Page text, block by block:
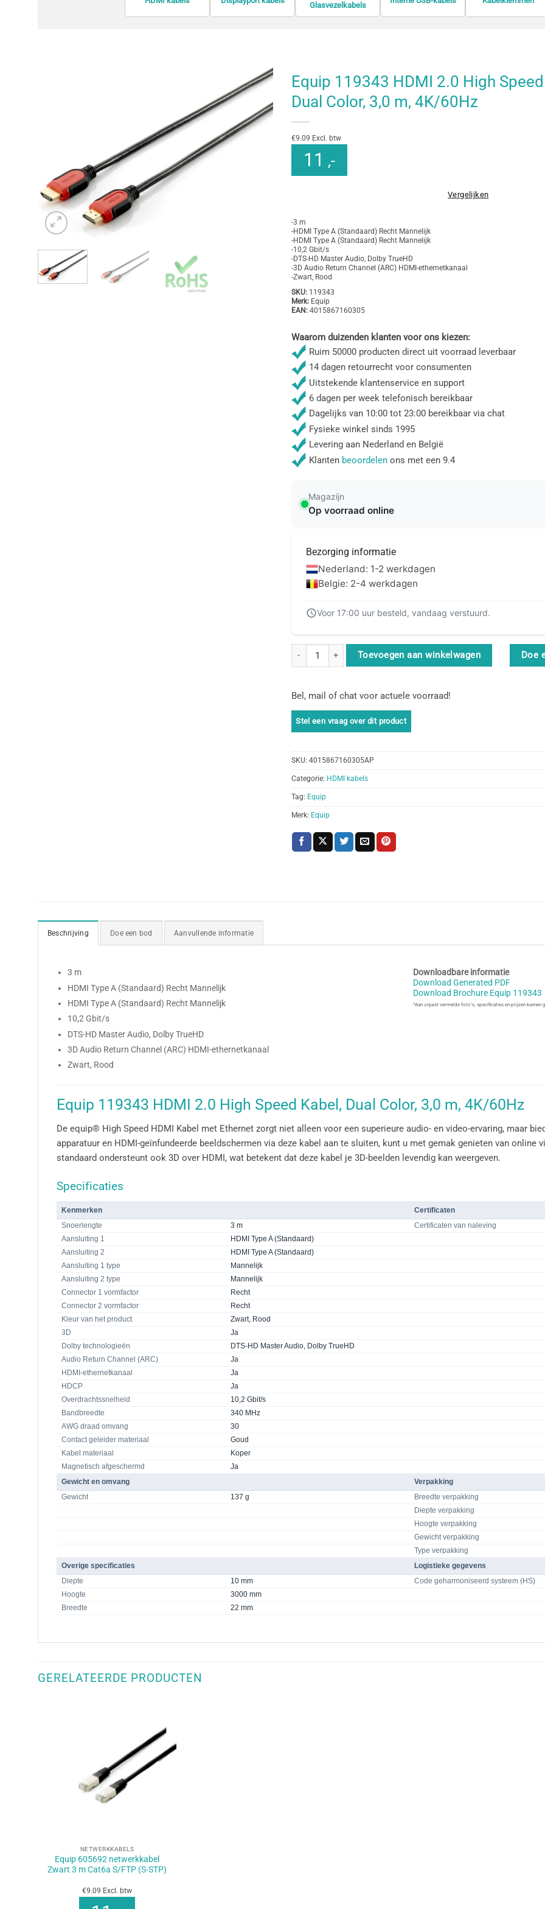
Glasvezelkabels
Equip 119343 HDMI 2.0 High
Dual Color, 3,0 m, 4K/60Hz
€9.09 Excl. btw
11 ,-
Vergelijken
-3 m
-HDMI Type A (Standaard) Recht Mannelijk
-HDMI Type A (Standaard) Recht Mannelijk
-10,2 Gbit/s
-DTS-HD Master Audio, Dolby TrueHD
-3D Audio Return Channel (ARC) HDMI-ethernetkanaal
-Zwart, Rood
SKU:119343
Merk:Equip
EAN:4015867160305
Waarom duizenden klanten voor ons kiezen:
Ruim 50000 producten direct uit voorraad leverbaar
14 dagen retourrecht voor consumenten
Uitstekende klantenservice en support
6 dagen per week telefonisch bereikbaar
Dagelijks van 10:00 tot 23:00 bereikbaar via chat
Fysieke winkel sinds 1995
Levering aan Nederland en België
Klanten beoordelenons met een 9.4
Magazijn
Op voorraad online
Bezorging informatie
Nederland: 1-2 werkdagen
Belgie: 2-4 werkdagen
Voor 17:00 uur besteld, vandaag verstuurd.
Equip 119343 HDMI 2.0 High Speed Kabel, Dual Color, 3,0 m, 4K/
Toevoegen aan winkelwagen Doe
Bel, mail of chat voor actuele voorraad!
SKU: 4015867160305AP
Categorie: HDMI kabels
Tag: Equip
Merk: Equip
Beschrijving Doe een bod Aanvullende informatie
3 m
HDMI Type A (Standaard) Recht Mannelijk
HDMI Type A (Standaard) Recht Mannelijk
10,2 Gbit/s
DTS-HD Master Audio, Dolby TrueHD
3D Audio Return Channel (ARC) HDMI-ethernetkanaal
Zwart, Rood
Downloadbare informatie
Download Generated PDF
Download Brochure Equip 119343
*Aan onjuist vermelde foto’s, specificaties en prijzen kunnen
Equip 119343 HDMI 2.0 High Speed Kabel, Dual Color, 3,0 m, 4K/60Hz
De equip® High Speed HDMI Kabel met Ethernet zorgt niet alleen voor een superieure audio- en video-ervaring, maar
apparatuur en HDMI-geïnfundeerde beeldschermen via deze kabel aan te sluiten, kunt u met gemak genieten van online
standaard ondersteunt ook 3D over HDMI, wat betekent dat deze kabel je 3D-beelden levendig kan weergeven.
Specificaties
Kenmerken
Certificaten
Snoerlengte
3 m Certificaten van naleving
Aansluiting 1
HDMI Type A (Standaard)
Aansluiting 2
HDMI Type A (Standaard)
Aansluiting 1 type
Mannelijk
Aansluiting 2 type
Mannelijk
Connector 1 vormfactor
Recht
Connector 2 vormfactor
Recht
Kleur van het product
Zwart, Rood
3D
Ja
Dolby technologieën
DTS-HD Master Audio, Dolby TrueHD
Audio Return Channel (ARC)
Ja
HDMI-ethernetkanaal
Ja
HDCP
Ja
Overdrachtssnelheid
10,2 Gbit/s
Bandbreedte
340 MHz
AWG draad omvang
30
Contact geleider materiaal
Goud
Kabel materiaal
Koper
Magnetisch afgeschermd
Ja
Gewicht en omvang
Verpakking
Gewicht
137 g Breedte verpakking
Diepte verpakking
Hoogte verpakking
Gewicht verpakking
Type verpakking
Overige specificaties
Logistieke gegevens
Diepte
10 mm Code geharmoniseerd systeem (HS)
Hoogte
3000 mm
Breedte
22 mm
GERELATEERDE PRODUCTEN
NETWERKKABELS
Equip 605692 netwerkkabel
Zwart 3 m Cat6a S/FTP (S-STP)
€9.09 Excl. btw